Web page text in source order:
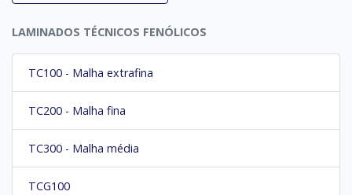
LAMINADOS TÉCNICOS FENÓLICOS
TC100 - Malha extrafina
TC200 - Malha fina
TC300 - Malha média
TCG100